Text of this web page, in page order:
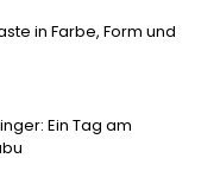
in Farbe, Form und
Ein Tag am